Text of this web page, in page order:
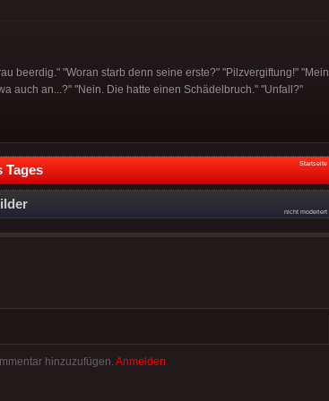
beerdig." "Woran starb denn seine erste?" "Pilzvergiftung!" "Mein
auch an...?" "Nein. Die hatte einen Schädelbruch." "Unfall?"
Tages Startseite
nicht moderiert
hinzuzufügen. Anmelden